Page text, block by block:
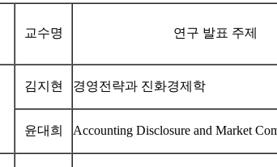
교수명 연구 발표 주제
김지현 경영전략과 진화경제학
윤대희 Accounting Disclosure and Market